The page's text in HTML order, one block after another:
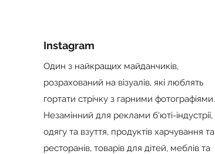
Instagram
Один з найкращих майданчиків,
розрахований на візуалів, які люблять
гортати стрічку з гарними фотографіями.
Незамінний для реклами б'юті-індустрії,
одягу та взуття, продуктів харчування та
ресторанів, товарів для дітей, меблів та